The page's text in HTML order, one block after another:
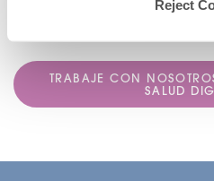
Reject
TRABAJE CON
SALUD